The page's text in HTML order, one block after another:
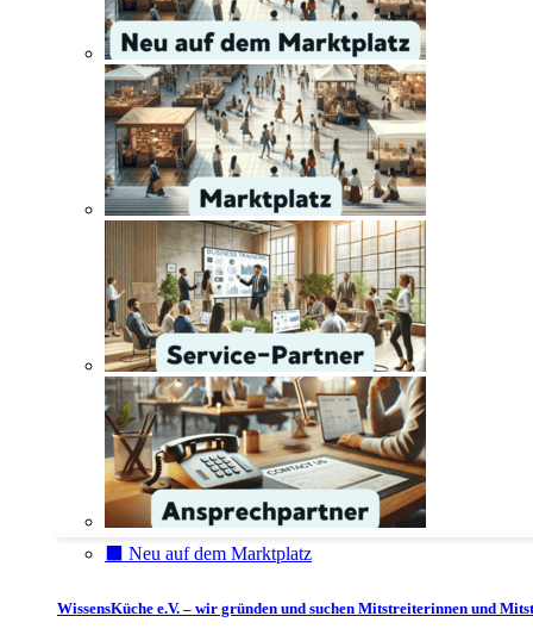
⬛️ Neu auf dem Marktplatz
WissensKüche e.V. – wir gründen und suchen Mitstreiterinnen und